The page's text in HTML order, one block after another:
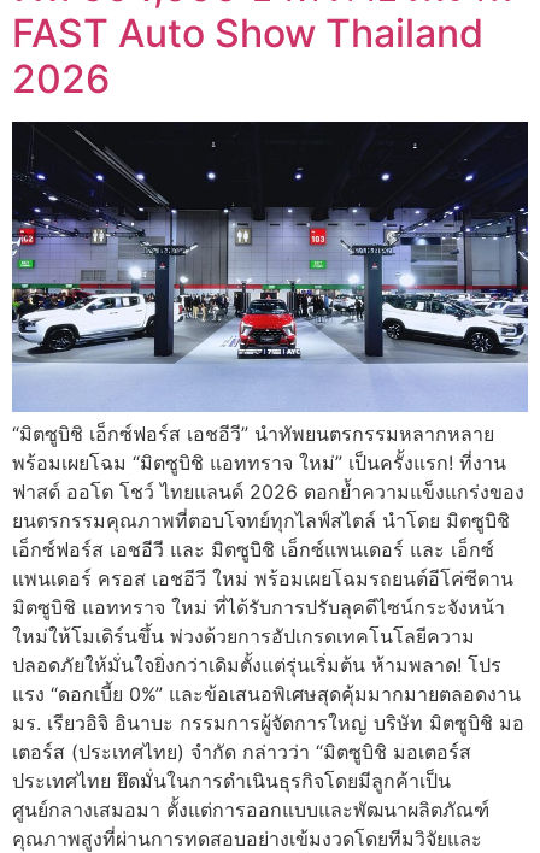
FAST Auto Show Thailand
2026
“มิตซูบิชิ เอ็กซ์ฟอร์ส เอชอีวี” นำทัพยนตรกรรมหลากหลาย
พร้อมเผยโฉม “มิตซูบิชิ แอททราจ ใหม่” เป็นครั้งแรก! ที่งาน
ฟาสต์ ออโต โชว์ ไทยแลนด์ 2026 ตอกย้ำความแข็งแกร่งของ
ยนตรกรรมคุณภาพที่ตอบโจทย์ทุกไลฟ์สไตล์ นำโดย มิตซูบิชิ
เอ็กซ์ฟอร์ส เอชอีวี และ มิตซูบิชิ เอ็กซ์แพนเดอร์ และ เอ็กซ์
แพนเดอร์ ครอส เอชอีวี ใหม่ พร้อมเผยโฉมรถยนต์อีโค่ซีดาน
มิตซูบิชิ แอททราจ ใหม่ ที่ได้รับการปรับลุคดีไซน์กระจังหน้า
ใหม่ให้โมเดิร์นขึ้น พ่วงด้วยการอัปเกรดเทคโนโลยีความ
ปลอดภัยให้มั่นใจยิ่งกว่าเดิมตั้งแต่รุ่นเริ่มต้น ห้ามพลาด! โปร
แรง “ดอกเบี้ย 0%” และข้อเสนอพิเศษสุดคุ้มมากมายตลอดงาน
มร. เรียวอิจิ อินาบะ กรรมการผู้จัดการใหญ่ บริษัท มิตซูบิชิ มอ
เตอร์ส (ประเทศไทย) จำกัด กล่าวว่า “มิตซูบิชิ มอเตอร์ส
ประเทศไทย ยึดมั่นในการดำเนินธุรกิจโดยมีลูกค้าเป็น
ศูนย์กลางเสมอมา ตั้งแต่การออกแบบและพัฒนาผลิตภัณฑ์
คุณภาพสูงที่ผ่านการทดสอบอย่างเข้มงวดโดยทีมวิจัยและ